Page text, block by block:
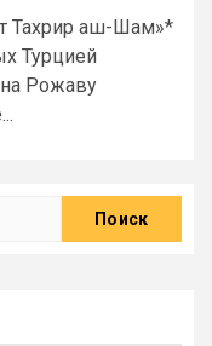
Тахрир аш-Шам»*
Турцией
Рожаву